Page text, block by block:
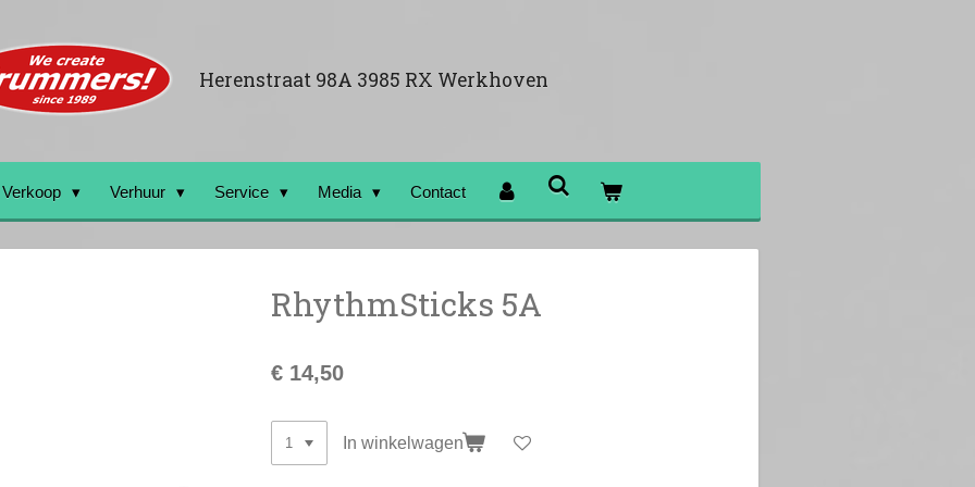
Herenstraat 98A 3985 RX Werkhoven
Verkoop Verhuur Service Media Contact
RhythmSticks 5A
€ 14,50
In winkelwagen